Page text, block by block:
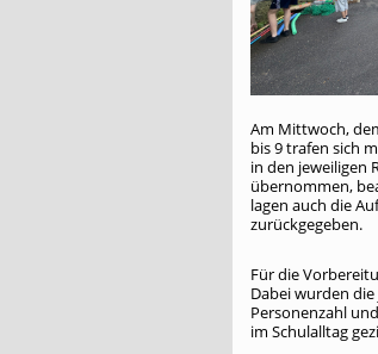
Am Mittwoch,
bis 9 trafen sich
in den jeweiligen
übernommen,
lagen auch die
zurückgegeben.
Für die
Dabei wurden
Personenzahl
im Schulalltag